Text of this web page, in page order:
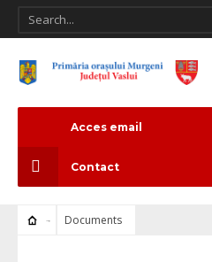
Acces email
Contact
Documents